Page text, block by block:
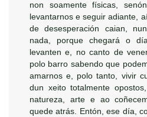
non soamente físicas,
levantarnos e seguir adiante,
de desesperación caian,
nada, porque chegará o
levanten e, no canto de
polo barro sabendo que
amarnos e, polo tanto, vivir
dun xeito totalmente
natureza, arte e ao
quede atrás. Entón, ese día,